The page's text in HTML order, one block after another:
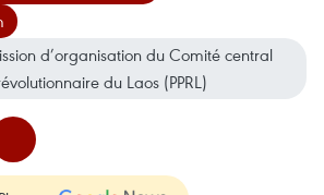
d’organisation du Comité central
du Laos (PPRL)